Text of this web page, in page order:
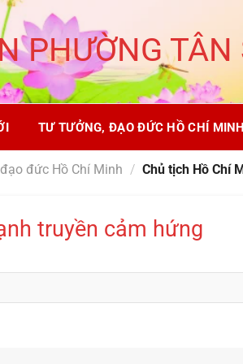
PHƯỜNG
TƯ TƯỞNG, ĐẠO ĐỨC HỒ CHÍ
đức Hồ Chí Minh / Chủ tịch Hồ Chí
truyền cảm hứng